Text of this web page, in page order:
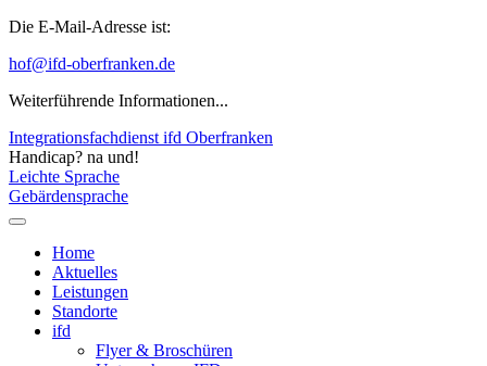
Die E-Mail-Adresse ist:
hof@ifd-oberfranken.de
Weiterführende Informationen...
Integrationsfachdienst ifd Oberfranken
Handicap? na und!
Leichte Sprache
Gebärdensprache
Home
Aktuelles
Leistungen
Standorte
ifd
Flyer & Broschüren